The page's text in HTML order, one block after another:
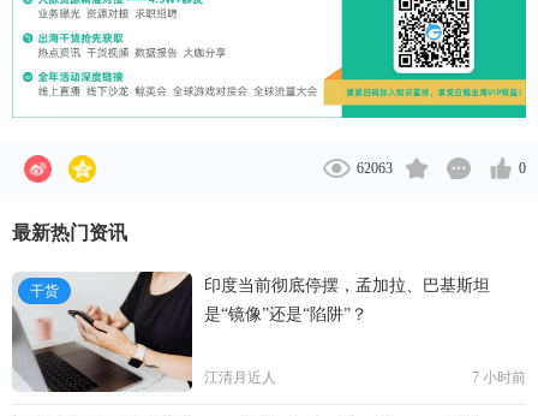
62063 0
最新热门资讯
干货
印度当前彻底停摆，孟加拉、巴基斯坦
是“镜像”还是“陷阱”？
江清月近人 7 小时前